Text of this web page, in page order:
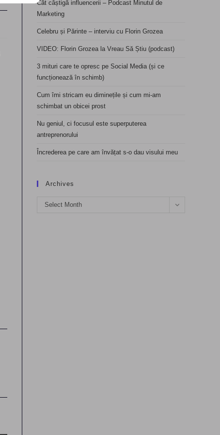
Cât câștigă influencerii – Podcast Minutul de
Marketing
Celebru și Părinte – interviu cu Florin Grozea
VIDEO: Florin Grozea la Vreau Să Știu (podcast)
3 mituri care te opresc pe Social Media (și ce
funcționează în schimb)
Cum îmi stricam eu diminețile și cum mi-am
schimbat un obicei prost
Nu geniul, ci focusul este superputerea
antreprenorului
Încrederea pe care am învățat s-o dau visului meu
Archives
Archives
Select Month